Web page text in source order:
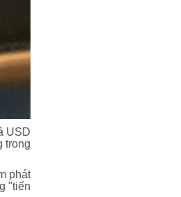
USD
trong
phát
"tiến